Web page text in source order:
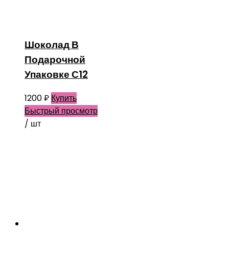
Шоколад В
Подарочной
Упаковке С12
1200₽ Купить
Быстрый просмотр
/ шт